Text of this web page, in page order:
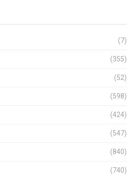
(7)
(355)
(52)
(598)
(424)
(547)
(840)
(740)